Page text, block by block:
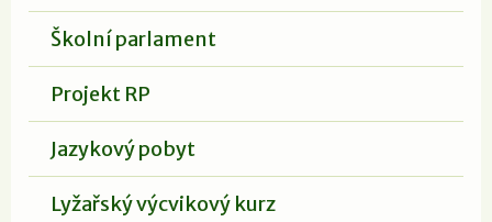
Školní parlament
Projekt RP
Jazykový pobyt
Lyžařský výcvikový kurz